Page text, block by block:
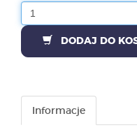
DODAJ DO
Informacje